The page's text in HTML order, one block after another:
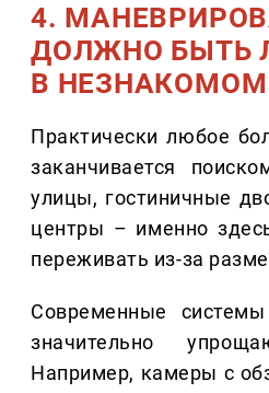
4.
ДОЛЖНО БЫТЬ
В НЕЗНАКОМОМ
Практически любое
заканчивается
улицы, гостиничные
центры – именно
переживать из-за
Современные системы
значительно
Например, камеры с